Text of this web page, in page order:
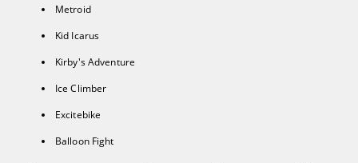
Metroid
Kid Icarus
Kirby's Adventure
Ice Climber
Excitebike
Balloon Fight